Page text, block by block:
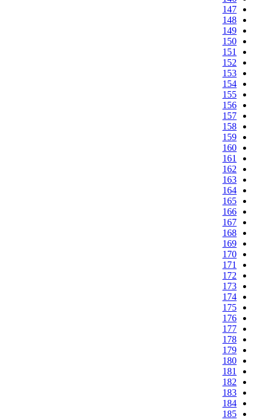
147
148
149
150
151
152
153
154
155
156
157
158
159
160
161
162
163
164
165
166
167
168
169
170
171
172
173
174
175
176
177
178
179
180
181
182
183
184
185